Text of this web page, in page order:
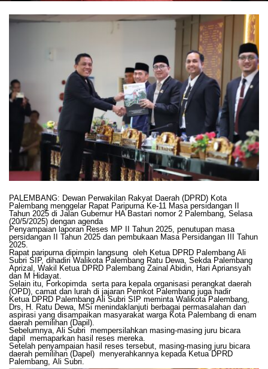
PALEMBANG: Dewan Perwakilan Rakyat Daerah (DPRD) Kota
Palembang menggelar Rapat Paripurna Ke-11 Masa persidangan II
Tahun 2025 di Jalan Gubernur HA Bastari nomor 2 Palembang, Selasa
(20/5/2025) dengan agenda
Penyampaian laporan Reses MP II Tahun 2025, penutupan masa
persidangan II Tahun 2025 dan pembukaan Masa Persidangan III Tahun
2025.
Rapat paripurna dipimpin langsung oleh Ketua DPRD Palembang Ali
Subri SIP, dihadiri Walikota Palembang Ratu Dewa, Sekda Palembang
Aprizal, Wakil Ketua DPRD Palembang Zainal Abidin, Hari Apriansyah
dan M Hidayat.
Selain itu, Forkopimda serta para kepala organisasi perangkat daerah
(OPD), camat dan lurah di jajaran Pemkot Palembang juga hadir
Ketua DPRD Palembang Ali Subri SIP meminta Walikota Palembang,
Drs, H. Ratu Dewa, MSi menindaklanjuti berbagai permasalahan dan
aspirasi yang disampaikan masyarakat warga Kota Palembang di enam
daerah pemilihan (Dapil).
Sebelumnya, Ali Subri mempersilahkan masing-masing juru bicara
dapil memaparkan hasil reses mereka.
Setelah penyampaian hasil reses tersebut, masing-masing juru bicara
daerah pemilihan (Dapel) menyerahkannya kepada Ketua DPRD
Palembang, Ali Subri.